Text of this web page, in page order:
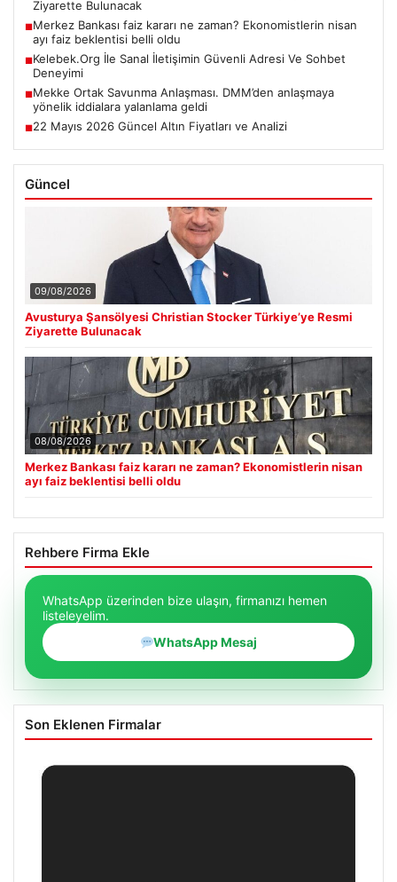
Ziyarette Bulunacak
■Merkez Bankası faiz kararı ne zaman? Ekonomistlerin nisan
ayı faiz beklentisi belli oldu
■Kelebek.Org İle Sanal İletişimin Güvenli Adresi Ve Sohbet
Deneyimi
■Mekke Ortak Savunma Anlaşması. DMM’den anlaşmaya
yönelik iddialara yalanlama geldi
■22 Mayıs 2026 Güncel Altın Fiyatları ve Analizi
Güncel
09/08/2026
Avusturya Şansölyesi Christian Stocker Türkiye’ye Resmi
Ziyarette Bulunacak
08/08/2026
Merkez Bankası faiz kararı ne zaman? Ekonomistlerin nisan
ayı faiz beklentisi belli oldu
Rehbere Firma Ekle
WhatsApp üzerinden bize ulaşın, firmanızı hemen
listeleyelim.
WhatsApp Mesaj
Son Eklenen Firmalar